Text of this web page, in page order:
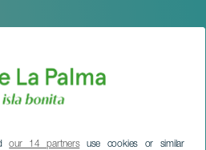
our 14 partnersuse cookies or similar